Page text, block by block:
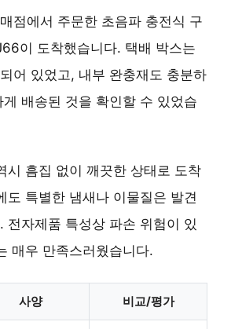
점에서 주문한 초음파 충전식 구
이 도착했습니다. 택배 박스는
어 있었고, 내부 완충재도 충분하
배송된 것을 확인할 수 있었습
시 흠집 없이 깨끗한 상태로 도착
도 특별한 냄새나 이물질은 발견
전자제품 특성상 파손 위험이 있
매우 만족스러웠습니다.
사양 비교/평가